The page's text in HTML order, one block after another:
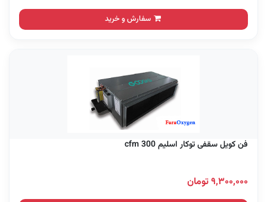
سفارش و خرید
فن کویل سقفی توکار اسلیم 300 cfm
۹,۳۰۰,۰۰۰ تومان